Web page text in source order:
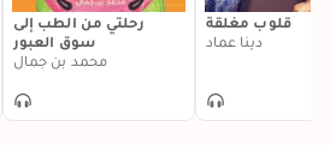
رحلتي من الطب إلى
سوق العبور
محمد بن جمال
قلوب مغلقة
دينا عماد